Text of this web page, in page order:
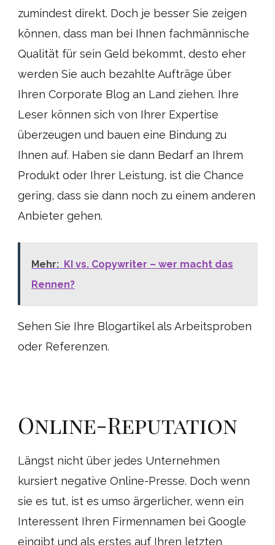
zumindest direkt. Doch je besser Sie zeigen
können, dass man bei Ihnen fachmännische
Qualität für sein Geld bekommt, desto eher
werden Sie auch bezahlte Aufträge über
Ihren Corporate Blog an Land ziehen. Ihre
Leser können sich von Ihrer Expertise
überzeugen und bauen eine Bindung zu
Ihnen auf. Haben sie dann Bedarf an Ihrem
Produkt oder Ihrer Leistung, ist die Chance
gering, dass sie dann noch zu einem anderen
Anbieter gehen.
Mehr: KI vs. Copywriter – wer macht das
Rennen?
Sehen Sie Ihre Blogartikel als Arbeitsproben
oder Referenzen.
Online-Reputation
Längst nicht über jedes Unternehmen
kursiert negative Online-Presse. Doch wenn
sie es tut, ist es umso ärgerlicher, wenn ein
Interessent Ihren Firmennamen bei Google
eingibt und als erstes auf Ihren letzten